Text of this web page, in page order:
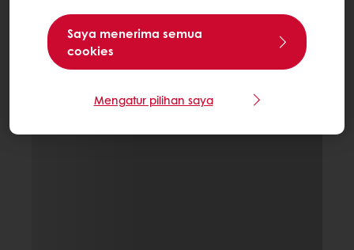
Saya menerima semua
cookies
Mengatur pilihan saya